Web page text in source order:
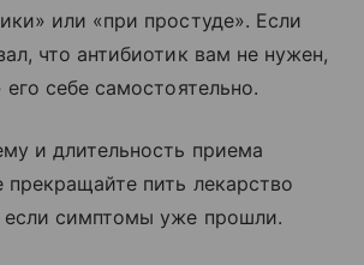
или «при простуде». Если
что антибиотик вам не нужен,
его себе самостоятельно.
и длительность приема
прекращайте пить лекарство
симптомы уже прошли.